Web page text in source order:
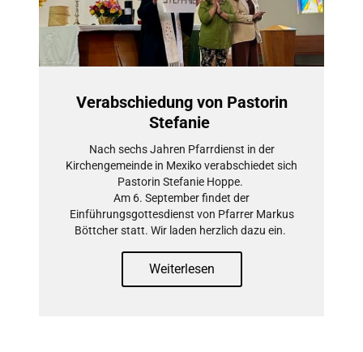
Verabschiedung von Pastorin
Stefanie
Nach sechs Jahren Pfarrdienst in der
Kirchengemeinde in Mexiko verabschiedet sich
Pastorin Stefanie Hoppe.
Am 6. September findet der
Einführungsgottesdienst von Pfarrer Markus
Böttcher statt. Wir laden herzlich dazu ein.
Weiterlesen